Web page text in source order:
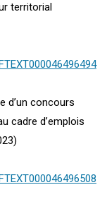
territorial
d’un concours
cadre d’emplois